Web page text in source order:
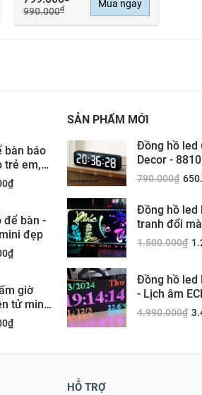
990.000₫ Mua ngay
bàn báo
trẻ em,
₫
để bàn -
đẹp
₫
giờ
tử mini
₫
SẢN PHẨM MỚI
Đồng hồ led
Decor -
790.000₫
Đồng hồ led
tranh đổi
mobile
1.500.000₫
Đồng hồ led
- Lịch âm
DS6568
4.990.000₫
HỖ TRỢ